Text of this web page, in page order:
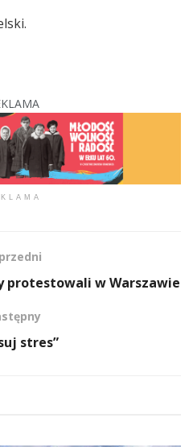
protestowali w Warszawie
stres”